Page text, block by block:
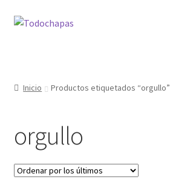
Inicio Productos etiquetados “orgullo”
orgullo